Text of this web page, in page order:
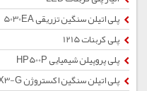
پلی اتیلن سنگین تزریقی 5030EA
پلی کربنات 1215
پلی پروپیلن شیمیایی HP500P
پلی اتیلن سنگین اکستروژن EX3-G